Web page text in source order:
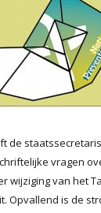
de staatssecretaris
vragen
wijziging van het
Opvallend is de